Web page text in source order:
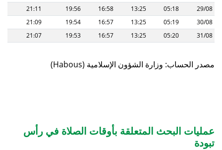
29/08
05:18
13:25
16:58
19:56
21:11
30/08
05:19
13:25
16:57
19:54
21:09
31/08
05:20
13:25
16:57
19:53
21:07
(Habous) مصدر الحساب: وزارة الشؤون الإسلامية
عمليات البحث المتعلقة بأوقات الصلاة في رأس
تبودة